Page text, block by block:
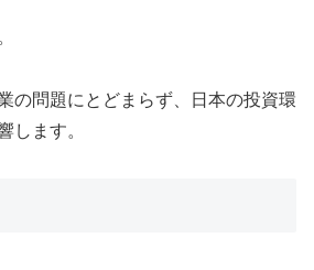
の問題にとどまらず、日本の投資環
します。